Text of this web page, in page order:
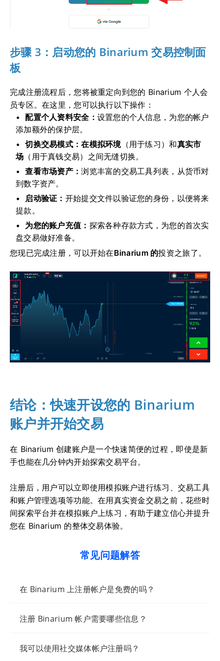
步骤 3：启动您的 Binarium 交易控制面
板
完成注册流程后，您将被重定向到您的 Binarium 个人会
员专区。在这里，您可以执行以下操作：
配置个人资料安全： 设置您的个人信息，为您的帐户
添加额外的保护层。
切换交易模式：在模拟环境（用于练习）和真实市
场 （用于真钱交易） 之间无缝切换。
查看市场资产：浏览丰富的交易工具列表，从货币对
到数字资产。
启动验证： 开始提交文件以验证您的身份，以便将来
提款。
为您的账户充值： 探索各种存款方式，为您的首次实
盘交易做好准备。
您现已完成注册，可以开始在Binarium 的投资之旅了。
结论：快速开设您的 Binarium
账户并开始交易
在 Binarium 创建账户是一个快速简便的过程，即使是新
手也能在几分钟内开始探索交易平台。
注册后，用户可以立即使用模拟账户进行练习、交易工具
和账户管理选项等功能。在用真实资金交易之前，花些时
间探索平台并在模拟账户上练习，有助于建立信心并提升
您在 Binarium 的整体交易体验。
常见问题解答
在 Binarium 上注册帐户是免费的吗？
注册 Binarium 帐户需要哪些信息？
我可以使用社交媒体帐户注册吗？